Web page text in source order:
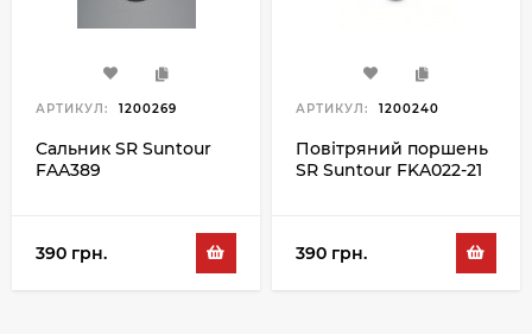
АРТИКУЛ: 1200269
Сальник SR Suntour
FAA389
390 грн.
АРТИКУЛ: 1200240
Повітряний поршень
SR Suntour FKA022-21
390 грн.